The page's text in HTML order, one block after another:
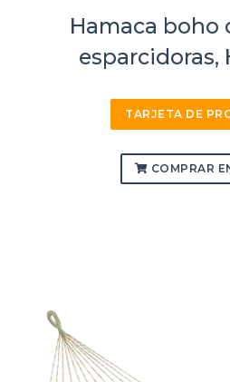
Hamaca boho
esparcidoras,
TARJETA DE
COMPRAR